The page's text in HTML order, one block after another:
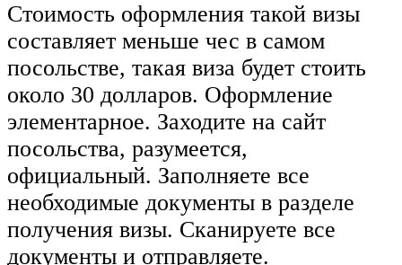
Стоимость оформления такой визы
составляет меньше чес в самом
посольстве, такая виза будет стоить
около 30 долларов. Оформление
элементарное. Заходите на сайт
посольства, разумеется,
официальный. Заполняете все
необходимые документы в разделе
получения визы. Сканируете все
документы и отправляете.